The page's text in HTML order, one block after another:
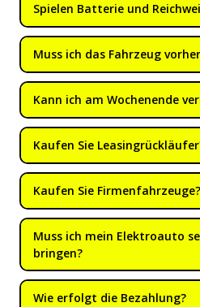
Spielen Batterie und
Muss ich das Fahrzeug
Kann ich am Wochenende
Kaufen Sie
Kaufen Sie Firmenfahrzeuge?
Muss ich mein Elektroauto
bringen?
Wie erfolgt die Bezahlung?